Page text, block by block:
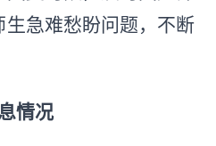
急难愁盼问题，不断
情况